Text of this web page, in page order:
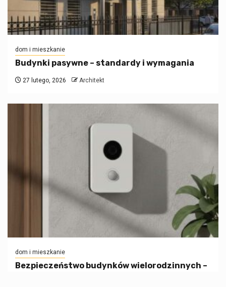
dom i mieszkanie
Budynki pasywne – standardy i wymagania
27 lutego, 2026 Architekt
dom i mieszkanie
Bezpieczeństwo budynków wielorodzinnych –